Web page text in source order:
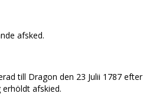
afsked.
till Dragon den 23 Julii 1787 efter
afskied.